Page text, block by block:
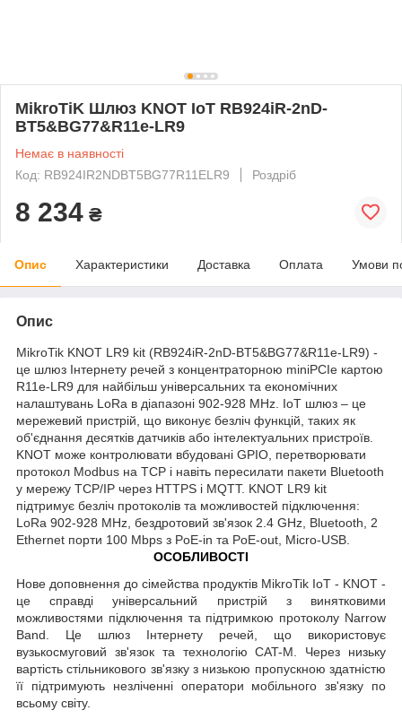
MikroTiK Шлюз KNOT IoT RB924iR-2nD-
BT5&BG77&R11e-LR9
Немає в наявності
Код: RB924IR2NDBT5BG77R11ELR9
Роздріб
8 234 ₴
Опис Характеристики Доставка Оплата Умови
Опис
MikroTik KNOT LR9 kit (RB924iR-2nD-BT5&BG77&R11e-LR9) -
це шлюз Інтернету речей з концентраторною miniPCIe картою
R11e-LR9 для найбільш універсальних та економічних
налаштувань LoRa в діапазоні 902-928 MHz. IoT шлюз – це
мережевий пристрій, що виконує безліч функцій, таких як
об'єднання десятків датчиків або інтелектуальних пристроїв.
KNOT може контролювати вбудовані GPIO, перетворювати
протокол Modbus на TCP і навіть пересилати пакети Bluetooth
у мережу TCP/IP через HTTPS і MQTT. KNOT LR9 kit
підтримує безліч протоколів та можливостей підключення:
LoRa 902-928 MHz, бездротовий зв'язок 2.4 GHz, Bluetooth, 2
Ethernet порти 100 Mbps з PoE-in та PoE-out, Micro-USB.
ОСОБЛИВОСТІ
Нове доповнення до сімейства продуктів MikroTik IoT - KNOT -
це справді універсальний пристрій з винятковими
можливостями підключення та підтримкою протоколу Narrow
Band. Це шлюз Інтернету речей, що використовує
вузькосмуговий зв'язок та технологію CAT-M. Через низьку
вартість стільникового зв'язку з низькою пропускною здатністю
її підтримують незліченні оператори мобільного зв'язку по
всьому світу.